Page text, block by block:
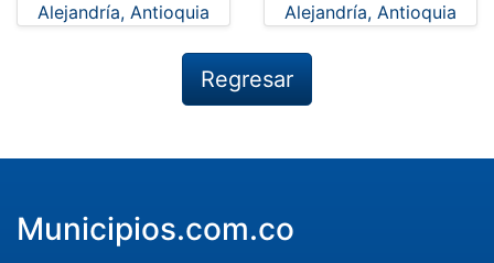
Regresar
Municipios.com.co